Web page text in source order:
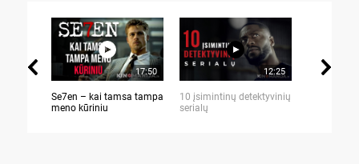
17:50
Se7en – kai tamsa tampa
meno kūriniu
12:25
10 įsimintinų detektyvinių
serialų